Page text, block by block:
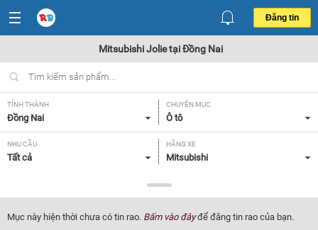
Đăng tin
Mitsubishi Jolie tại Đồng Nai
TỈNH THÀNH
Đồng Nai
CHUYÊN MỤC
Ô tô
NHU CẦU
Tất cả
HÃNG XE
Mitsubishi
Jolie
NĂM SẢN XUẤT
Tất cả
GIÁ XE XUẤT XỨ
Mục này hiện thời chưa có tin rao. Bấm vào đâyđể đăng tin rao của bạn.